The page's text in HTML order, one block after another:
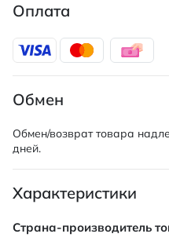
Оплата
Обмен
Обмен/возврат товара
дней.
Характеристики
Характеристики